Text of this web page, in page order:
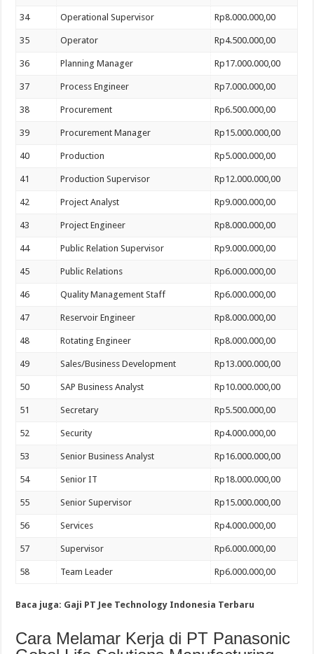
34 Operational Supervisor Rp8.000.000,00
35 Operator Rp4.500.000,00
36 Planning Manager Rp17.000.000,00
37 Process Engineer Rp7.000.000,00
38 Procurement Rp6.500.000,00
39 Procurement Manager Rp15.000.000,00
40 Production Rp5.000.000,00
41 Production Supervisor Rp12.000.000,00
42 Project Analyst Rp9.000.000,00
43 Project Engineer Rp8.000.000,00
44 Public Relation Supervisor Rp9.000.000,00
45 Public Relations Rp6.000.000,00
46 Quality Management Staff Rp6.000.000,00
47 Reservoir Engineer Rp8.000.000,00
48 Rotating Engineer Rp8.000.000,00
49 Sales/Business Development Rp13.000.000,00
50 SAP Business Analyst Rp10.000.000,00
51 Secretary Rp5.500.000,00
52 Security Rp4.000.000,00
53 Senior Business Analyst Rp16.000.000,00
54 Senior IT Rp18.000.000,00
55 Senior Supervisor Rp15.000.000,00
56 Services Rp4.000.000,00
57 Supervisor Rp6.000.000,00
58 Team Leader Rp6.000.000,00
Baca juga: Gaji PT Jee Technology Indonesia Terbaru
Cara Melamar Kerja di PT Panasonic